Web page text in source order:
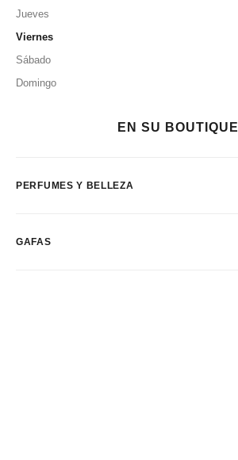
Jueves
Viernes
Sábado
Domingo
EN SU BOUTIQUE
PERFUMES Y BELLEZA
GAFAS